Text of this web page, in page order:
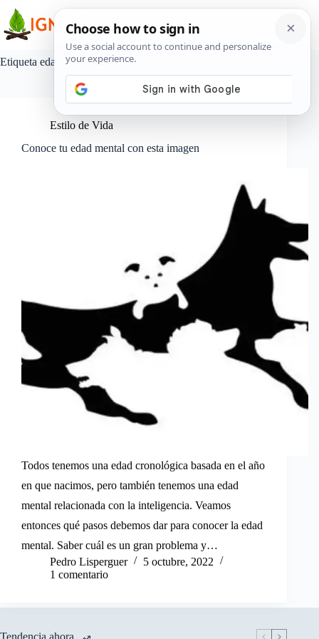
contenido
Etiqueta edad mental
Estilo de Vida
Conoce tu edad mental con esta imagen
Todos tenemos una edad cronológica basada en el año
en que nacimos, pero también tenemos una edad
mental relacionada con la inteligencia. Veamos
entonces qué pasos debemos dar para conocer la edad
mental. Saber cuál es un gran problema y…
Pedro Lisperguer
5 octubre, 2022
1 comentario
Tendencia ahora